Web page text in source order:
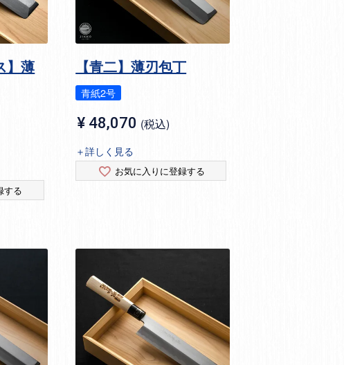
】薄
する
【青二】薄刃包丁
青紙2号
¥ 48,070 税込
＋詳しく見る
お気に入りに登録する